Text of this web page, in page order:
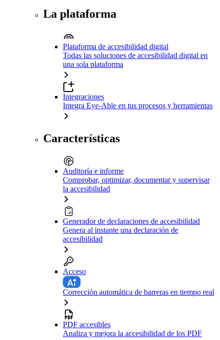
La plataforma
Plataforma de accesibilidad digital
Todas las soluciones de accesibilidad digital en
una sola plataforma
Integraciones
Integra Eye-Able en tus procesos y herramientas
Características
Auditoría e informe
Comprobar, optimizar, documentar y supervisar
la accesibilidad
Generador de declaraciones de accesibilidad
Genera al instante una declaración de
accesibilidad
Acceso
Corrección automática de barreras en tiempo real
PDF accesibles
Analiza y mejora la accesibilidad de los PDF